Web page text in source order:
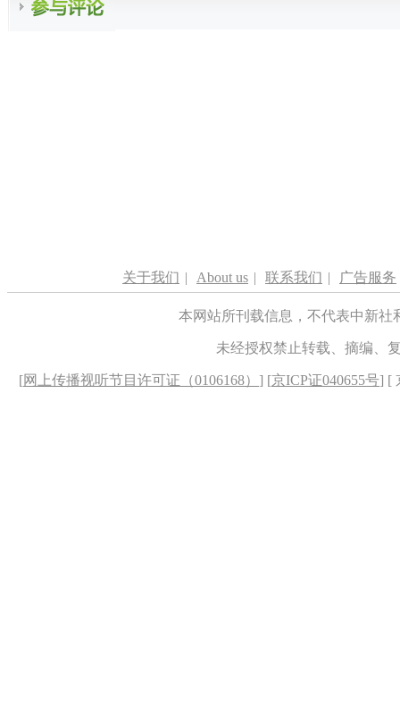
关于我们 | About us | 联系我们 | 广告服务
本网站所刊载信息，不代表中新
未经授权禁止转载、摘编、
[网上传播视听节目许可证（0106168） ] [京ICP证040655号] [